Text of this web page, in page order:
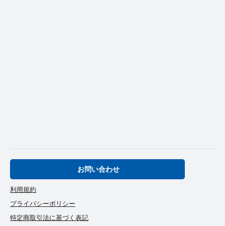
お問い合わせ
利用規約
プライバシーポリシー
特定商取引法に基づく表記